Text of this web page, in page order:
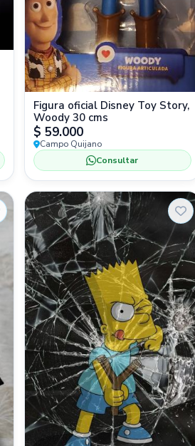
Figura oficial Disney Toy Story,
Woody 30 cms
$ 59.000
Campo Quijano
Consultar